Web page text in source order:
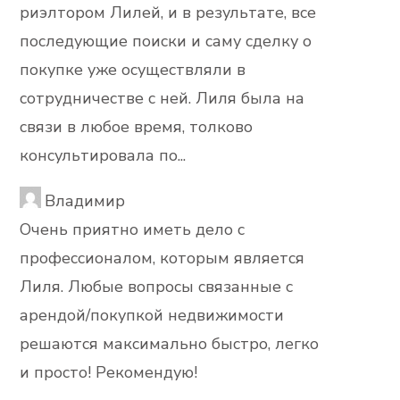
риэлтором Лилей, и в результате, все
последующие поиски и саму сделку о
покупке уже осуществляли в
сотрудничестве с ней. Лиля была на
связи в любое время, толково
консультировала по...
Владимир
Очень приятно иметь дело с
профессионалом, которым является
Лиля. Любые вопросы связанные с
арендой/покупкой недвижимости
решаются максимально быстро, легко
и просто! Рекомендую!